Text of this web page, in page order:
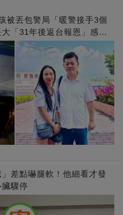
被丟包警局「暖警接手3個
「31年後返台報恩」感動
差點嚇腿軟！他細看才發
驟停